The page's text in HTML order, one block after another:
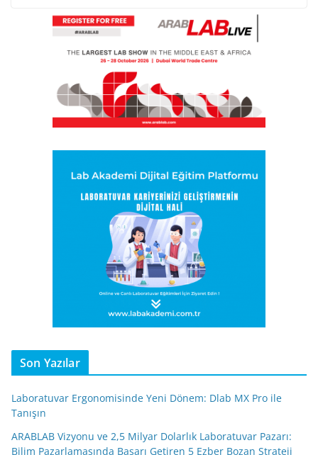
Son Yazılar
Laboratuvar Ergonomisinde Yeni Dönem: Dlab MX Pro ile
Tanışın
ARABLAB Vizyonu ve 2,5 Milyar Dolarlık Laboratuvar Pazarı:
Bilim Pazarlamasında Başarı Getiren 5 Ezber Bozan Strateji